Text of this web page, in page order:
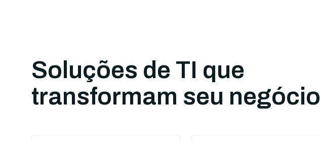
Soluções de TI que
transformam seu negócio